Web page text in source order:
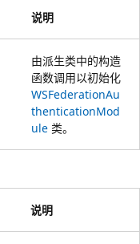
说明
由派生类中的构造
函数调用以初始化
WSFederationAu
thenticationMod
ule 类。
说明